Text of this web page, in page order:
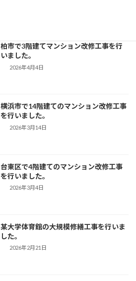
柏市で3階建てマンション改修工事を行
いました。
2026年4月4日
横浜市で14階建てのマンション改修工事
を行いました。
2026年3月14日
台東区で4階建てのマンション改修工事
を行いました。
2026年3月4日
某大学体育館の大規模修繕工事を行いま
した。
2026年2月21日